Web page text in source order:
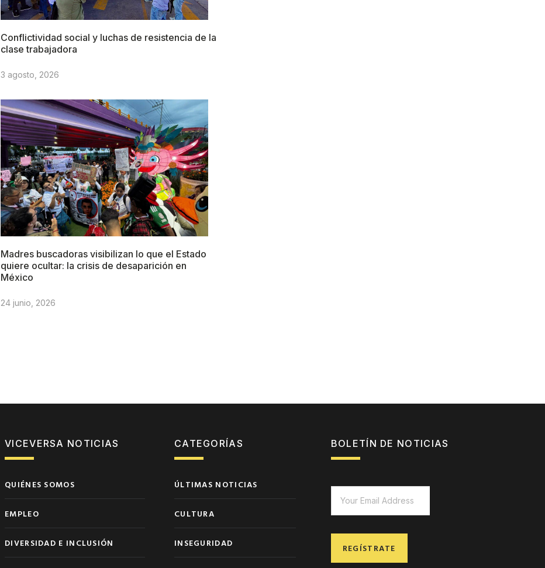
Conflictividad social y luchas de resistencia de la
clase trabajadora
3 agosto, 2026
Madres buscadoras visibilizan lo que el Estado
quiere ocultar: la crisis de desaparición en
México
24 junio, 2026
VICEVERSA NOTICIAS
QUIÉNES SOMOS
EMPLEO
DIVERSIDAD E INCLUSIÓN
CATEGORÍAS
ÚLTIMAS NOTICIAS
CULTURA
INSEGURIDAD
BOLETÍN DE NOTICIAS
REGÍSTRATE